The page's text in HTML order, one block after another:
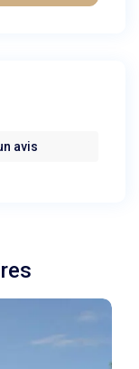
avis